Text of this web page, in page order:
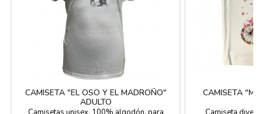
CAMISETA "EL OSO Y EL MADROÑO"
ADULTO
CAMISETA